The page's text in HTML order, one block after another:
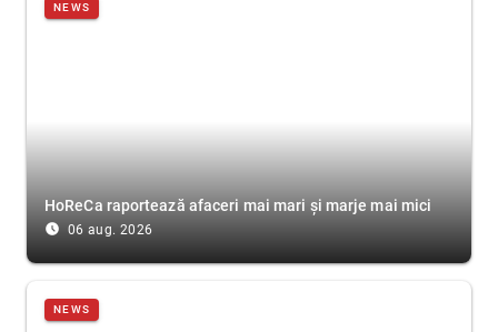
NEWS
HoReCa raportează afaceri mai mari și marje mai mici
access_time_filled 06 aug. 2026
NEWS